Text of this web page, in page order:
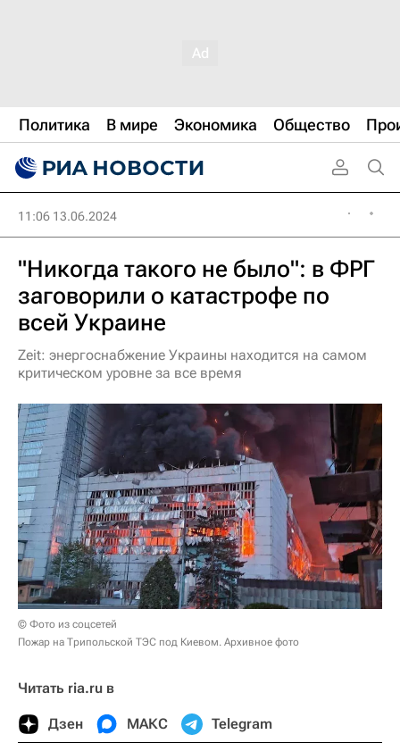
Политика В мире Экономика Общество
11:06 13.06.2024
"Никогда такого не было": в ФРГ
заговорили о катастрофе по
всей Украине
Zeit: энергоснабжение Украины находится на самом
критическом уровне за все время
© Фото из соцсетей
Пожар на Трипольской ТЭС под Киевом. Архивное фото
Читать ria.ru в
Дзен МАКС Telegram